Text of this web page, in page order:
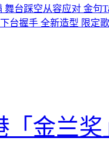
台踩空从容应对 金句
台握手 全新造型 限定
「金兰